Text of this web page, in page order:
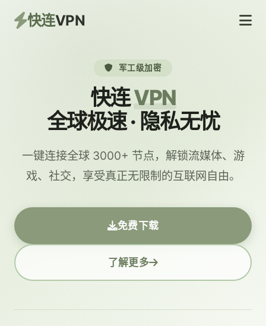
快连VPN
军工级加密
快连VPN
全球极速 · 隐私无忧
一键连接全球 3000+ 节点，解锁流媒体、游
戏、社交，享受真正无限制的互联网自由。
免费下载
了解更多